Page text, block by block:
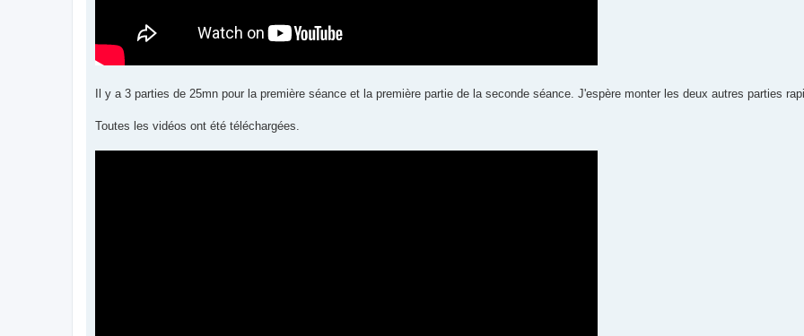
Il y a 3 parties de 25mn pour la première séance et la première partie de la seconde séance. J'espère monter les deux autres parties
Toutes les vidéos ont été téléchargées.